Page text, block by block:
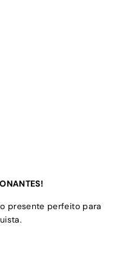
presente perfeito para